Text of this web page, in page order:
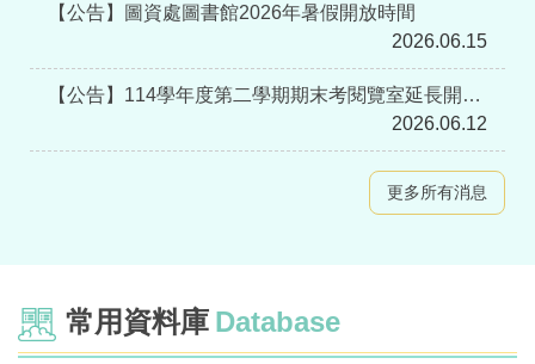
【公告】圖資處圖書館2026年暑假開放時間
2026.06.15
【公告】114學年度第二學期期末考閱覽室延長開放及實施佔位管理
2026.06.12
更多所有消息
常用資料庫 Database